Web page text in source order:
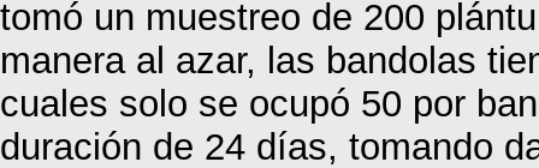
tomó un muestreo de 200
manera al azar, las bandolas
cuales solo se ocupó 50 por
duración de 24 días, tomando